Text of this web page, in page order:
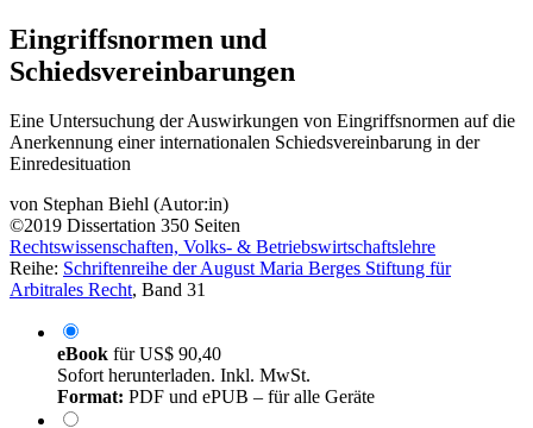
Eingriffsnormen und
Schiedsvereinbarungen
Eine Untersuchung der Auswirkungen von Eingriffsnormen auf die
Anerkennung einer internationalen Schiedsvereinbarung in der
Einredesituation
von Stephan Biehl (Autor:in)
©2019 Dissertation 350 Seiten
Rechtswissenschaften, Volks- & Betriebswirtschaftslehre
Reihe: Schriftenreihe der August Maria Berges Stiftung für
Arbitrales Recht, Band 31
eBook fürUS$ 90,40
Sofort herunterladen. Inkl. MwSt.
Format: PDF und ePUB – für alle Geräte